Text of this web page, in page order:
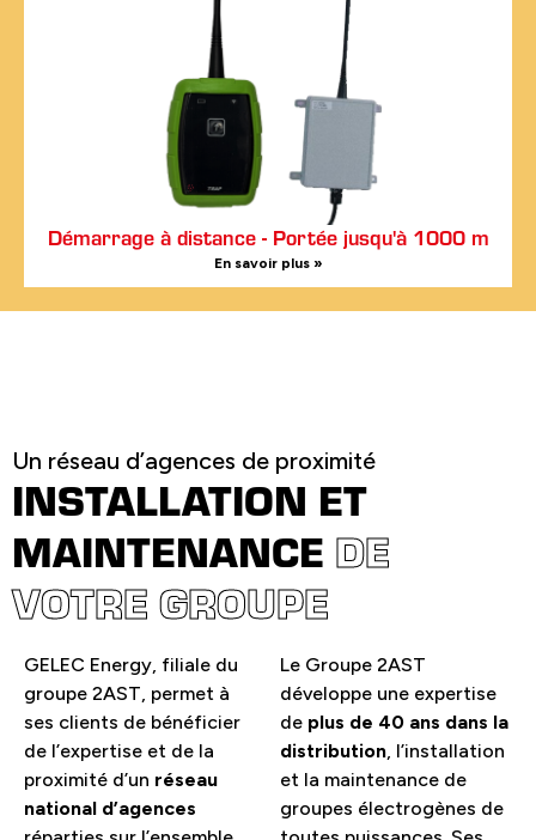
Démarrage à distance - Portée jusqu'à 1000 m
En savoir plus »
Un réseau d’agences de proximité
INSTALLATION ET
MAINTENANCE DE
VOTRE GROUPE
GELEC Energy, filiale du
groupe 2AST, permet à
ses clients de bénéficier
de l’expertise et de la
proximité d’un réseau
national d’agences
Le Groupe 2AST
développe une expertise
de plus de 40 ans dans la
distribution, l’installation
et la maintenance de
groupes électrogènes de